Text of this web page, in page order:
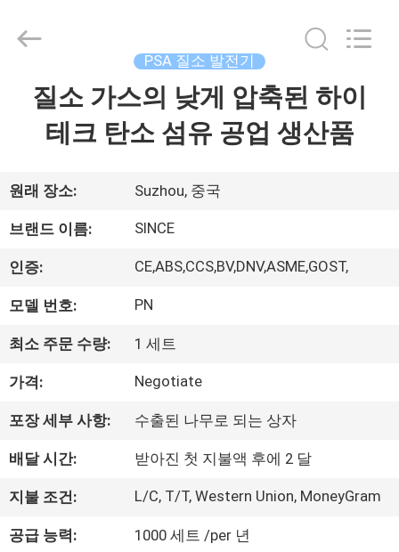
품
우
리
한
것
공
장
JoShining
PSA 질소 발전기
질소 가스의 낮게 압축된 하이
테크 탄소 섬유 공업 생산품
원래 장소: Suzhou, 중국
브랜드 이름: SINCE
인증: CE,ABS,CCS,BV,DNV,ASME,GOST,
모델 번호: PN
최소 주문 수량: 1 세트
가격: Negotiate
포장 세부 사항: 수출된 나무로 되는 상자
배달 시간: 받아진 첫 지불액 후에 2 달
지불 조건: L/C, T/T, Western Union, MoneyGram
공급 능력: 1000 세트 /per 년